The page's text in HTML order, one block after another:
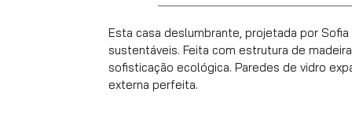
Esta casa deslumbrante, projetada por
sustentáveis. Feita com estrutura de
sofisticação ecológica. Paredes de vidro
externa perfeita.